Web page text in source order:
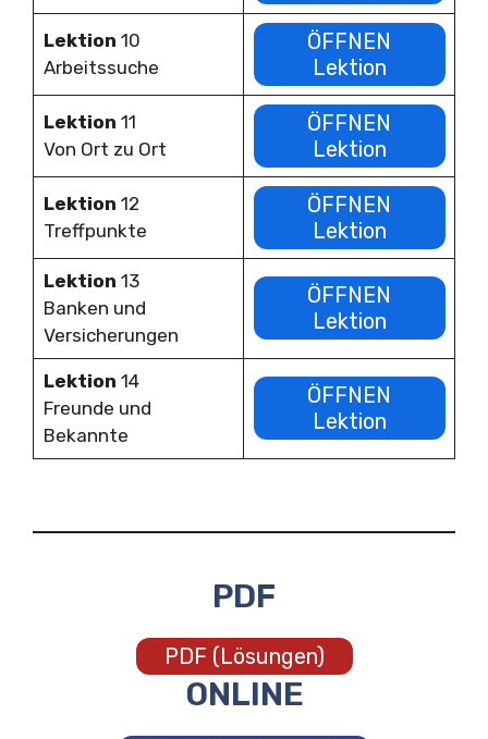
Lektion 10
Arbeitssuche
ÖFFNEN
Lektion
Lektion 11
Von Ort zu Ort
ÖFFNEN
Lektion
Lektion 12
Treffpunkte
ÖFFNEN
Lektion
Lektion 13
Banken und
Versicherungen
ÖFFNEN
Lektion
Lektion 14
Freunde und
Bekannte
ÖFFNEN
Lektion
PDF
PDF (Lösungen)
ONLINE